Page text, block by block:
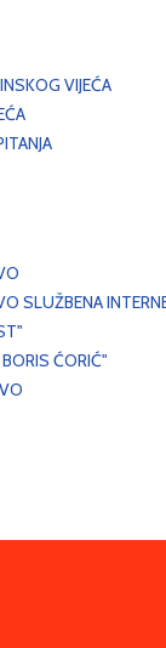
VIJEĆA
SLUŽBENA
ĆORIĆ"